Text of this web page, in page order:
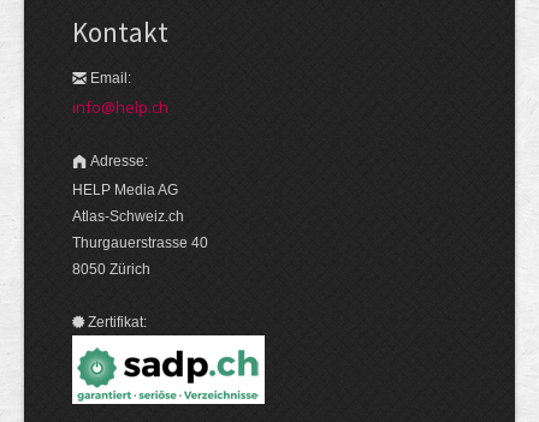
Kontakt
Email:
info@help.ch
Adresse:
HELP Media AG
Atlas-Schweiz.ch
Thurgauerstrasse 40
8050 Zürich
Zertifikat: